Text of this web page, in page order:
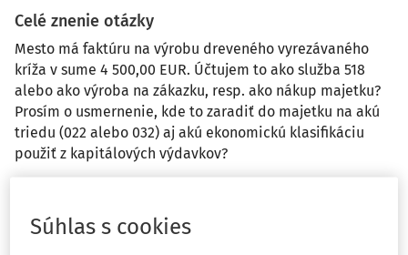
Celé znenie otázky
Mesto má faktúru na výrobu dreveného vyrezávaného
kríža v sume 4 500,00 EUR. Účtujem to ako služba 518
alebo ako výroba na zákazku, resp. ako nákup majetku?
Prosím o usmernenie, kde to zaradiť do majetku na akú
triedu (022 alebo 032) aj akú ekonomickú klasifikáciu
použiť z kapitálových výdavkov?
Súhlas s cookies